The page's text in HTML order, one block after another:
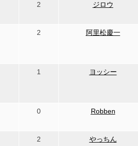
2 ジロウ
2 阿里松慶一
1 ヨッシー
0 Robben
2 やっちん